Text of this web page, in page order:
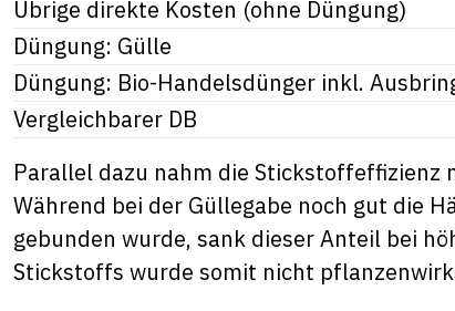
Übrige direkte Kosten (ohne Düngung)
Düngung: Gülle
Düngung: Bio-Handelsdünger inkl.
Vergleichbarer DB
Parallel dazu nahm die
Während bei der Güllegabe noch gut die
gebunden wurde, sank dieser Anteil bei
Stickstoffs wurde somit nicht